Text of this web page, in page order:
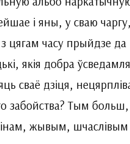
і яны, у сваю
цягам часу прыйдзе
якія добра
дзіця,
забойства? Тым больш,
жывым,